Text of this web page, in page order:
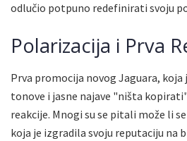
odlučio potpuno redefinirati svoju
Polarizacija i Prva
Prva promocija novog Jaguara, koja
tonove i jasne najave "ništa
reakcije. Mnogi su se pitali može li
koja je izgradila svoju reputaciju na